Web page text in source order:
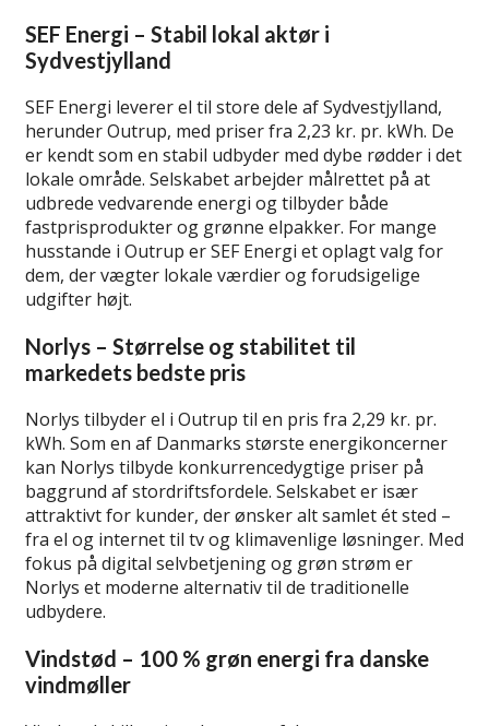
SEF Energi – Stabil lokal aktør i
Sydvestjylland
SEF Energi leverer el til store dele af Sydvestjylland,
herunder Outrup, med priser fra 2,23 kr. pr. kWh. De
er kendt som en stabil udbyder med dybe rødder i det
lokale område. Selskabet arbejder målrettet på at
udbrede vedvarende energi og tilbyder både
fastprisprodukter og grønne elpakker. For mange
husstande i Outrup er SEF Energi et oplagt valg for
dem, der vægter lokale værdier og forudsigelige
udgifter højt.
Norlys – Størrelse og stabilitet til
markedets bedste pris
Norlys tilbyder el i Outrup til en pris fra 2,29 kr. pr.
kWh. Som en af Danmarks største energikoncerner
kan Norlys tilbyde konkurrencedygtige priser på
baggrund af stordriftsfordele. Selskabet er især
attraktivt for kunder, der ønsker alt samlet ét sted –
fra el og internet til tv og klimavenlige løsninger. Med
fokus på digital selvbetjening og grøn strøm er
Norlys et moderne alternativ til de traditionelle
udbydere.
Vindstød – 100 % grøn energi fra danske
vindmøller